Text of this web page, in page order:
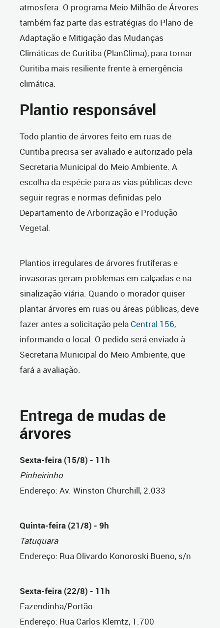
atmosfera. O programa Meio Milhão de Árvores
também faz parte das estratégias do Plano de
Adaptação e Mitigação das Mudanças
Climáticas de Curitiba (PlanClima), para tornar
Curitiba mais resiliente frente à emergência
climática.
Plantio responsável
Todo plantio de árvores feito em ruas de
Curitiba precisa ser avaliado e autorizado pela
Secretaria Municipal do Meio Ambiente. A
escolha da espécie para as vias públicas deve
seguir regras e normas definidas pelo
Departamento de Arborização e Produção
Vegetal.
Plantios irregulares de árvores frutíferas e
invasoras geram problemas em calçadas e na
sinalização viária. Quando o morador quiser
plantar árvores em ruas ou áreas públicas, deve
fazer antes a solicitação pela Central 156,
informando o local. O pedido será enviado à
Secretaria Municipal do Meio Ambiente, que
fará a avaliação.
Entrega de mudas de
árvores
Sexta-feira (15/8) - 11h
Pinheirinho
Endereço: Av. Winston Churchill, 2.033
Quinta-feira (21/8) - 9h
Tatuquara
Endereço: Rua Olivardo Konoroski Bueno, s/n
Sexta-feira (22/8) - 11h
Fazendinha/Portão
Endereço: Rua Carlos Klemtz, 1.700